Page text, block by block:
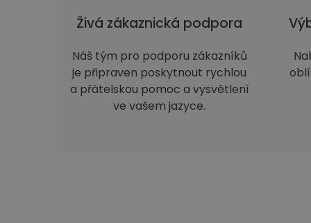
Živá zákaznická podpora
Náš tým pro podporu zákazníků
je připraven poskytnout rychlou
a přátelskou pomoc a vysvětlení
ve vašem jazyce.